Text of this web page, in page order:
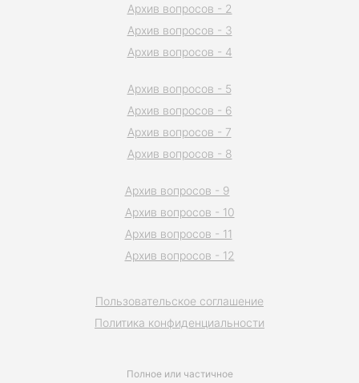
Полное или частичное
Пользовательское соглашение
Политика конфиденциальности
Архив вопросов - 2
Архив вопросов - 3
Архив вопросов - 4
Архив вопросов - 5
Архив вопросов - 6
Архив вопросов - 7
Архив вопросов - 8
Архив вопросов - 9
Архив вопросов - 10
Архив вопросов - 11
Архив вопросов - 12